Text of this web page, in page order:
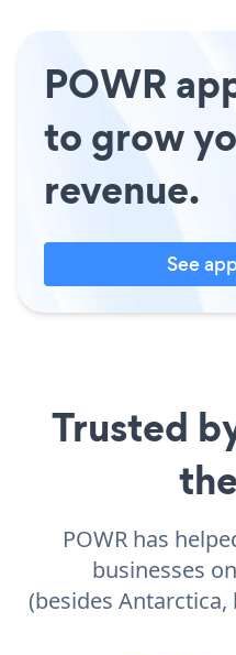
POWR
to grow
revenue.
See
Trusted
POWR has
businesses
(besides